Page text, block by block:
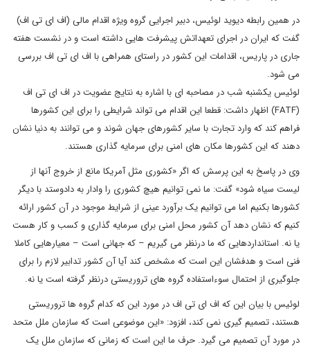
در همین رابطه دیوید لوئیس، دبیر اجرایی گروه ویژه اقدام مالی (اف ای تی اف)
گفت که ایران در اجرای تعهداتش پیشرفت هایی داشته است و در نشست هفته
جاری در پاریس، اقدامات این کشور در راستای همراهی با اف ای تی اف بررسی
می شود.
لوئیس یکشنبه شب در مصاحبه ای با اشاره به نتایج عضویت در اف ای تی اف
(FATF) اظهار داشت: قطعا این اقدام می تواند شرایطی را برای این کشورها
فراهم کند که وارد تجارت با سایر کشورهای جهان شوند و می توانند به دنیا نشان
دهند که این کشورها مکان های امنی برای سرمایه گذاری هستند.
وی در پاسخ به این پرسش که اگر «کشوری مثل آمریکا مانع از خروج آنها از
لیست سیاه شود» گفت: ما نمی توانیم هیچ کشوری را وادار به دادوستد با دیگر
کشورها بکنیم اما می توانیم یک برآورد عینی از شرایط موجود در آن کشور ارائه
کنیم که نشان دهد آن کشور محل امنی برای سرمایه گذاری و کسب و کار هست
یا نه. استانداردهایی که ما درنظر می گیریم – که جهانی است – معیارهایی کاملا
فنی است و هدفشان این است که مشخص کند آیا آن کشور تدابیر لازم را برای
جلوگیری از احتمال سوءاستفاده گروه های تروریستی درنظر گرفته است یا نه.
لوئیس با بیان این که اف ای تی اف در مورد این که کدام گروه ها تروریستی
هستند، تصمیم گیری نمی کند، افزود: «این موضوعی است که سازمان ملل متحد
در مورد آن تصمیم می گیرد. حرف ما این است که زمانی که سازمان ملل یک